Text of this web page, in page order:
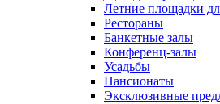
Летние площадки
Рестораны
Банкетные залы
Конференц-залы
Усадьбы
Пансионаты
Эксклюзивные